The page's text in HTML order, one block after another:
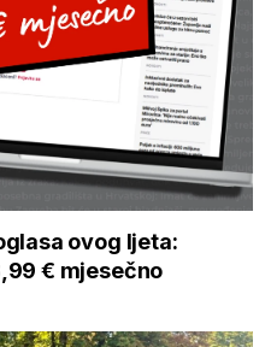
ovog ljeta:
€ mjesečno